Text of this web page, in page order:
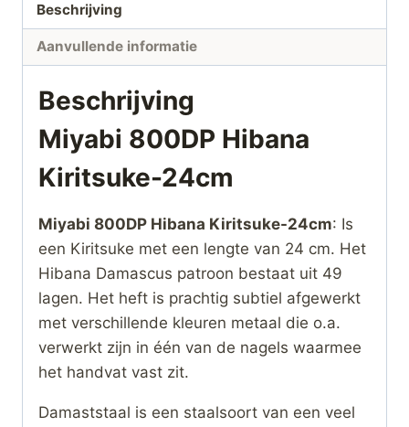
Beschrijving
Aanvullende informatie
Beschrijving
Miyabi 800DP Hibana
Kiritsuke-24cm
Miyabi 800DP Hibana Kiritsuke-24cm: Is
een Kiritsuke met een lengte van 24 cm. Het
Hibana Damascus patroon bestaat uit 49
lagen. Het heft is prachtig subtiel afgewerkt
met verschillende kleuren metaal die o.a.
verwerkt zijn in één van de nagels waarmee
het handvat vast zit.
Damaststaal is een staalsoort van een veel